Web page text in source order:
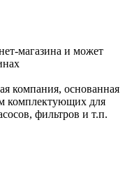
магазина и может
компания, основанная
комплектующих для
фильтров и т.п.